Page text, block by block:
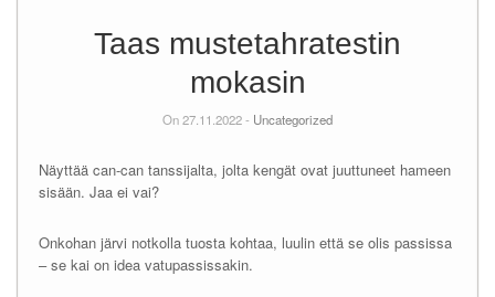
Taas mustetahratestin
mokasin
On 27.11.2022 - Uncategorized
Näyttää can-can tanssijalta, jolta kengät ovat juuttuneet hameen
sisään. Jaa ei vai?
Onkohan järvi notkolla tuosta kohtaa, luulin että se olis passissa
– se kai on idea vatupassissakin.